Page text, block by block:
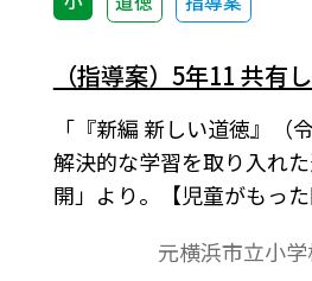
（指導案）5年11 共有
「『新編 新しい道徳』（
解決的な学習を取り入れ
開」より。【児童がもっ
題】、展開などで1時間
元横浜市立小